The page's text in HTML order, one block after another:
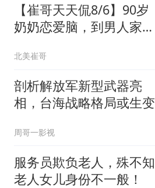
【崔哥天天侃8/6】90岁
奶奶恋爱脑，到男人家索
北美崔哥
剖析解放军新型武器亮
相，台海战略格局或生变
周哥一影视
服务员欺负老人，殊不知
老人女儿身份不一般！